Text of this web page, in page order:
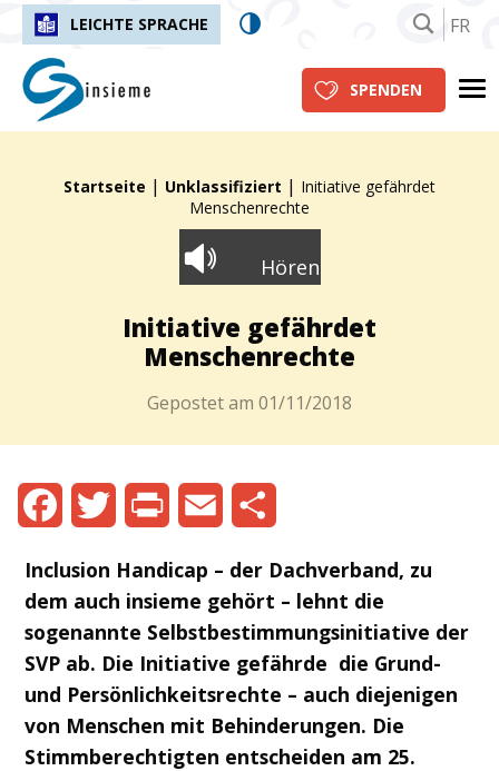
LEICHTE SPRACHE FR
insieme.ch
SPENDEN
Fil d'Ariane :
Startseite | Unklassifiziert | Initiative gefährdet
Menschenrechte
Hören
Initiative gefährdet
Menschenrechte
Gepostet am 01/11/2018
Inclusion Handicap – der Dachverband, zu
dem auch insieme gehört – lehnt die
sogenannte Selbstbestimmungsinitiative der
SVP ab. Die Initiative gefährde die Grund-
und Persönlichkeitsrechte – auch diejenigen
von Menschen mit Behinderungen. Die
Stimmberechtigten entscheiden am 25.